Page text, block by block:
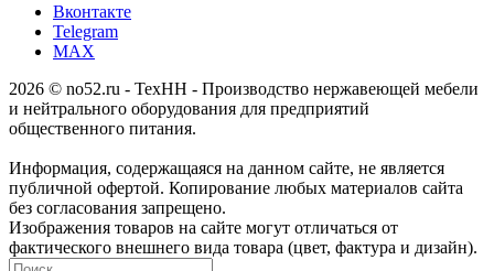
Вконтакте
Telegram
MAX
2026 © no52.ru - ТехНН - Производство нержавеющей мебели
и нейтрального оборудования для предприятий
общественного питания.
Информация, содержащаяся на данном сайте, не является
публичной офертой. Копирование любых материалов сайта
без согласования запрещено.
Изображения товаров на сайте могут отличаться от
фактического внешнего вида товара (цвет, фактура и дизайн).